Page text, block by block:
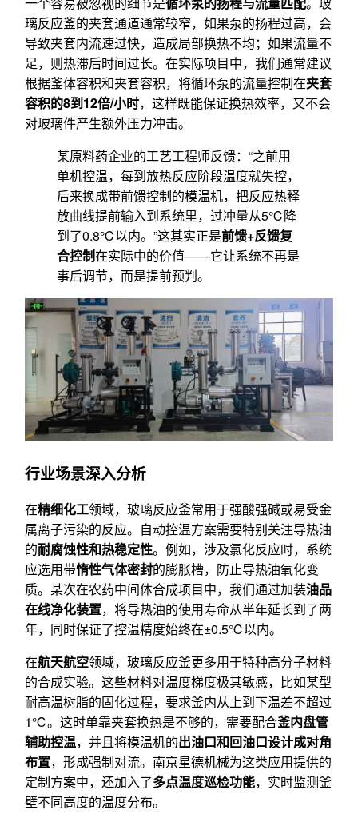
璃反应釜的夹套通道通常较窄，如果泵的扬程过高，会
导致夹套内流速过快，造成局部换热不均；如果流量不
足，则热滞后时间过长。在实际项目中，我们通常建议
根据釜体容积和夹套容积，将循环泵的流量控制在夹套
容积的8到12倍/小时，这样既能保证换热效率，又不会
对玻璃件产生额外压力冲击。
某原料药企业的工艺工程师反馈：“之前用
单机控温，每到放热反应阶段温度就失控，
后来换成带前馈控制的模温机，把反应热释
放曲线提前输入到系统里，过冲量从5℃降
到了0.8℃以内。”这其实正是前馈+反馈复
合控制在实际中的价值——它让系统不再是
事后调节，而是提前预判。
行业场景深入分析
在精细化工领域，玻璃反应釜常用于强酸强碱或易受金
属离子污染的反应。自动控温方案需要特别关注导热油
的耐腐蚀性和热稳定性。例如，涉及氯化反应时，系统
应选用带惰性气体密封的膨胀槽，防止导热油氧化变
质。某次在农药中间体合成项目中，我们通过加装油品
在线净化装置，将导热油的使用寿命从半年延长到了两
年，同时保证了控温精度始终在±0.5℃以内。
在航天航空领域，玻璃反应釜更多用于特种高分子材料
的合成实验。这些材料对温度梯度极其敏感，比如某型
耐高温树脂的固化过程，要求釜内从上到下温差不超过
1℃。这时单靠夹套换热是不够的，需要配合釜内盘管
辅助控温，并且将模温机的出油口和回油口设计成对角
布置，形成强制对流。南京星德机械为这类应用提供的
定制方案中，还加入了多点温度巡检功能，实时监测釜
壁不同高度的温度分布。